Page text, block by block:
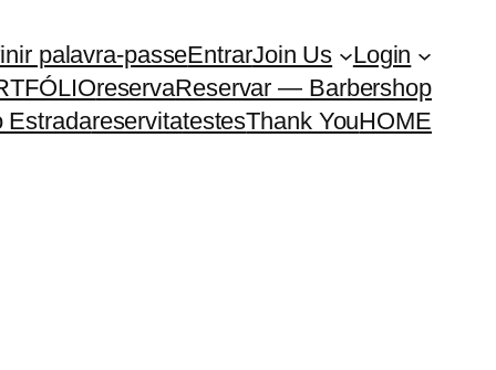
palavra-passeEntrarJoin Us
Login
reservaReservar — Barbershop
reservitatestesThank YouHOME